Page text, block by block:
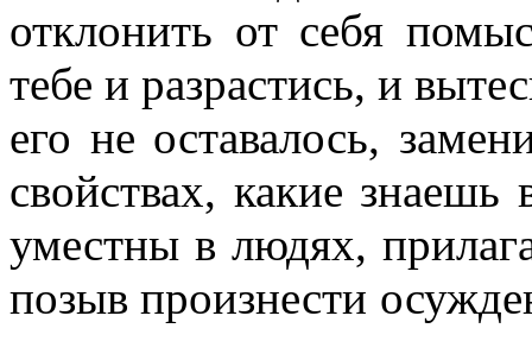
отклонить от себя
тебе и разрастись, и
его не оставалось,
свойствах, какие
уместны в людях,
позыв произнести